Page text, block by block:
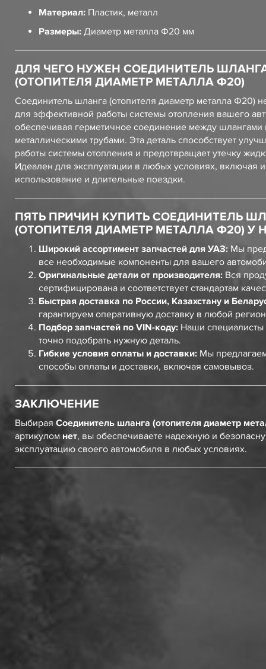
Материал: Пластик, металл
Размеры: Диаметр металла Ф20 мм
ДЛЯ ЧЕГО НУЖЕН СОЕДИНИТЕЛЬ
(ОТОПИТЕЛЯ ДИАМЕТР МЕТАЛЛА Ф20)
Соединитель шланга (отопителя диаметр металла Ф20)
для эффективной работы системы отопления вашего
обеспечивая герметичное соединение между шлангами
металлическими трубами. Эта деталь способствует
работы системы отопления и предотвращает утечку
Идеален для эксплуатации в любых условиях, включая
использование и длительные поездки.
ПЯТЬ ПРИЧИН КУПИТЬ СОЕДИНИТЕЛЬ
(ОТОПИТЕЛЯ ДИАМЕТР МЕТАЛЛА Ф20) У
Широкий ассортимент запчастей для УАЗ: Мы
все необходимые компоненты для вашего
Оригинальные детали от производителя: Вся
сертифицирована и соответствует стандартам
Быстрая доставка по России, Казахстану и
гарантируем оперативную доставку в любой
Подбор запчастей по VIN-коду: Наши специалисты
точно подобрать нужную деталь.
Гибкие условия оплаты и доставки: Мы
способы оплаты и доставки, включая самовывоз.
ЗАКЛЮЧЕНИЕ
Выбирая Соединитель шланга (отопителя диаметр
артикулом нет, вы обеспечиваете надежную и
эксплуатацию своего автомобиля в любых условиях.